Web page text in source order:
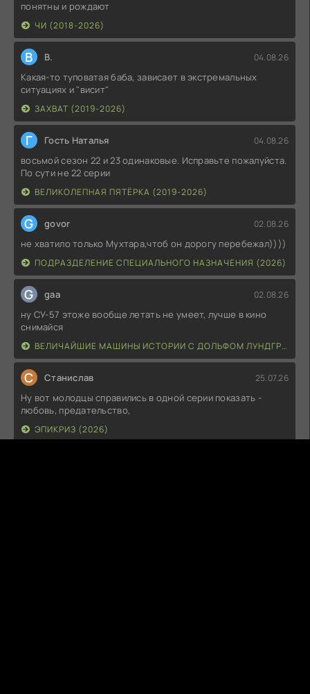
понятны и рождают
ЧИ (2018-2026)
В В. 04.08.26
Какая-то туповатая баба, зависает в экстремальных
ситуациях и "висит"
ЗАХВАТ (2019-2026)
Г Гость Наталья 04.08.26
восьмой сезон 22 и 23 одинаковые. Исправьте пожалуйста.
По сути не 22 серии
ВЕЛИКОЛЕПНАЯ ПЯТЁРКА (2019-2026)
G govor 02.08.26
не хватило только Мухтара,чтоб он дорогу перебежал))))
ПОДРАЗДЕЛЕНИЕ СПЕЦИАЛЬНОГО НАЗНАЧЕНИЯ (2026)
G gaa 02.08.26
ну СУ-57 этоже вообще летать не умеет, лучше в кино
снимайся
ВЕЛИЧАЙШИЕ МАШИНЫ ИСТОРИИ С ДОЛЬФОМ ЛУНДГРЕНОМ (2026)
С Станислав 25.07.26
Ну вот молодцы справились в одной серии показать -
любовь, предательство,
ЭПИКРИЗ (2026)